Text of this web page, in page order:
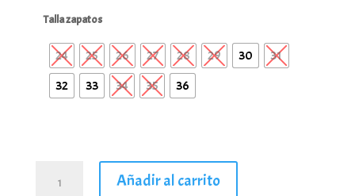
Talla zapatos
24 25 26 27 28 29 30
31
32
33 34 35 36
Barefoot
Añadir al carrito